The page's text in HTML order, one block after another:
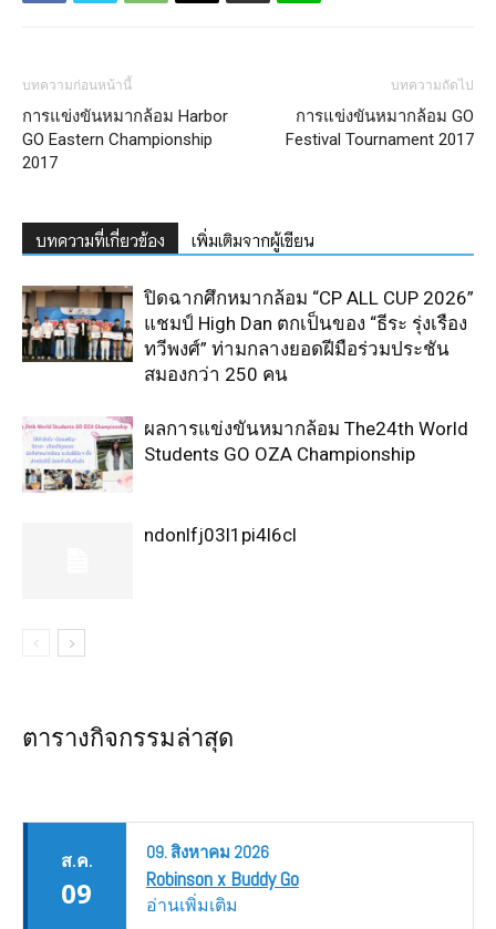
บทความก่อนหน้านี้
การแข่งขันหมากล้อม Harbor
GO Eastern Championship
2017
บทความถัดไป
การแข่งขันหมากล้อม GO
Festival Tournament 2017
บทความที่เกี่ยวข้อง เพิ่มเติมจากผู้เขียน
ปิดฉากศึกหมากล้อม “CP ALL CUP 2026”
แชมป์ High Dan ตกเป็นของ “ธีระ รุ่งเรือง
ทวีพงศ์” ท่ามกลางยอดฝีมือร่วมประชัน
สมองกว่า 250 คน
ผลการแข่งขันหมากล้อม The24th World
Students GO OZA Championship
ndonlfj03l1pi4l6cl
ตารางกิจกรรมล่าสุด
ส.ค.
09
09.สิงหาคม 2026
Robinson x Buddy Go
อ่านเพิ่มเติม